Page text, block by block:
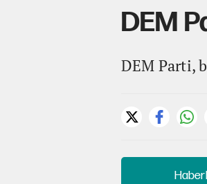
DEM
DEM Parti,